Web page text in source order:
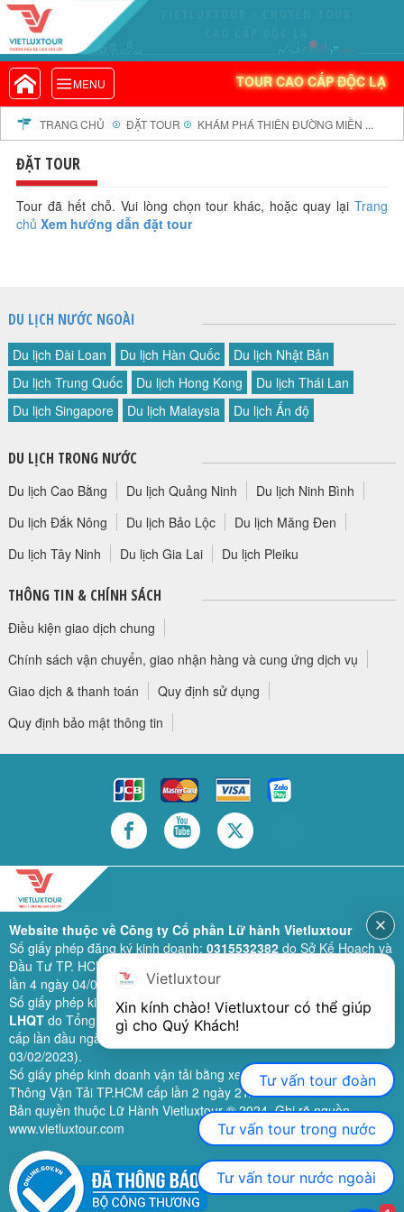
MENU TOUR CAO CẤP ĐỘC LẠ
VIETLUXTOUR.COM
TOUR CAO CẤP ĐỘC LẠ
TOUR TRONG NƯỚC
TOUR NƯỚC NGOÀI
TOUR KHỞI HÀNH TỪ HÀ NỘI
TOUR KHỞI HÀNH TỪ ĐÀ NẴNG
TOUR KHỞI HÀNH TỪ CẦN THƠ
TOUR ĐOÀN - M.I.C.E
GIỚI THIỆU
PROFILE EN
THƯ KHEN VIETLUXTOUR
HỘP THƯ GÓP Ý
PROFILE HƯỚNG DẪN VIÊN
TRANG CHỦ ĐẶT TOUR KHÁM PHÁ THIÊN ĐƯỜNG MIỀN ...
ĐẶT TOUR
Tour đã hết chỗ. Vui lòng chọn tour khác, hoặc quay lạiTrang
chủ Xem hướng dẫn đặt tour
DU LỊCH NƯỚC NGOÀI
Du lịch Đài Loan Du lịch Hàn Quốc
Du lịch Nhật Bản
Du lịch Trung Quốc
Du lịch Hong Kong
Du lịch Thái Lan
Du lịch Singapore
Du lịch Malaysia Du lịch Ấn độ
DU LỊCH TRONG NƯỚC
Du lịch Cao Bằng Du lịch Quảng Ninh
Du lịch Ninh Bình
Du lịch Đắk Nông
Du lịch Bảo Lộc
Du lịch Măng Đen
Du lịch Tây Ninh
Du lịch Gia Lai Du lịch Pleiku
THÔNG TIN & CHÍNH SÁCH
Điều kiện giao dịch chung
Chính sách vận chuyển, giao nhận hàng và cung ứng dịch vụ
Giao dịch & thanh toán
Quy định sử dụng
Quy định bảo mật thông tin
Website thuộc về Công ty Cổ phần Lữ hành Vietluxtour
Số giấy phép đăng ký kinh doanh: 0315532382do Sở Kế Hoạch và
Đầu Tư TP. HCM cấp lần đầu ngày 28/02/2019 (sửa đổi bổ sung
lần 4 ngày 04/06/2024).
Số giấy phép kinh doanh lữ hành quốc tế:79-1111/2019/TCDL-GP
LHQTdo Tổng Cục Du Lịch (nay là Cục Du lịch quốc gia Việt Nam)
cấp lần đầu ngày 26/09/2019 (sửa đổi, bổ sung lần 3 ngày
03/02/2023).
Số giấy phép kinh doanh vận tải bằng xe ô tô:11924do Sở Giao
Thông Vận Tải TP.HCM cấp lần 2 ngày 21/02/2023.
Bản quyền thuộc Lữ Hành Vietluxtour ® 2024. Ghi rõ nguồn
www.vietluxtour.com
Vietluxtour
Xin kính chào! Vietluxtour có thể giúp
gì cho Quý Khách!
Tư vấn tour đoàn
Tư vấn tour trong nước
Tư vấn tour nước ngoài